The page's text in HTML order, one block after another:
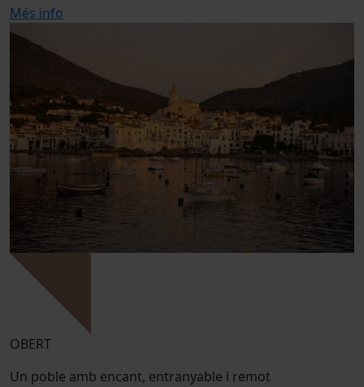
Més info
OBERT
Un poble amb encant, entranyable i remot